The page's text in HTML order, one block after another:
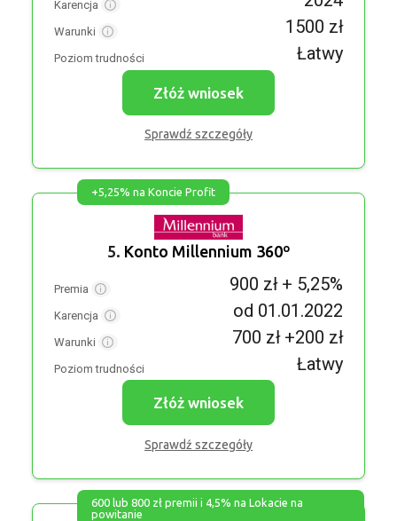
Karencja
Warunki 1500 zł
Poziom trudności Łatwy
Złóż wniosek
Sprawdź szczegóły
+5,25% na Koncie Profit
5. Konto Millennium 360º
Premia 900 zł + 5,25%
Karencja od 01.01.2022
Warunki 700 zł +200 zł
Poziom trudności Łatwy
Złóż wniosek
Sprawdź szczegóły
600 lub 800 zł premii i 4,5% na Lokacie na
powitanie